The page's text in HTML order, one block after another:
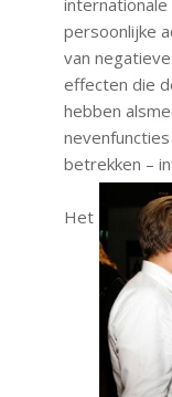
persoonlijke
van
effecten die
hebben
betrekken –
Het